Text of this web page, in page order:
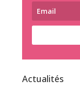
Actualités